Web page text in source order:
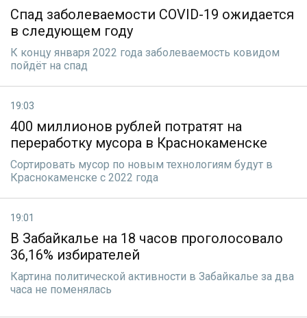
Спад заболеваемости COVID-19 ожидается
в следующем году
К концу января 2022 года заболеваемость ковидом
пойдёт на спад
19:03
400 миллионов рублей потратят на
переработку мусора в Краснокаменске
Сортировать мусор по новым технологиям будут в
Краснокаменске с 2022 года
19:01
В Забайкалье на 18 часов проголосовало
36,16% избирателей
Картина политической активности в Забайкалье за два
часа не поменялась